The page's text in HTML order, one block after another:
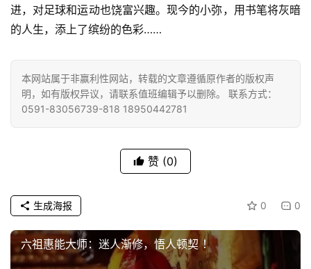
视
纪
录
政
策
法
进，对足球和运动也饶富兴趣。现今的小弥，用书笔将灰暗
的人生，添上了缤纷的色彩……
本网站属于非赢利性网站，转载的文章遵循原作者的版权声
明，如有版权异议，请联系值班编辑予以删除。 联系方式：
0591-83056739-818 18950442781
赞 (0)
0 0
生成海报
六祖惠能大师：​迷人渐修，悟人顿契 ！